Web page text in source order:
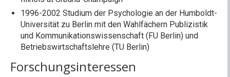
1996-2002 Studium der Psychologie an der Humboldt-
Universität zu Berlin mit den Wahlfächern Publizistik
und Kommunikationswissenschaft (FU Berlin) und
Betriebswirtschaftslehre (TU Berlin)
Forschungsinteressen